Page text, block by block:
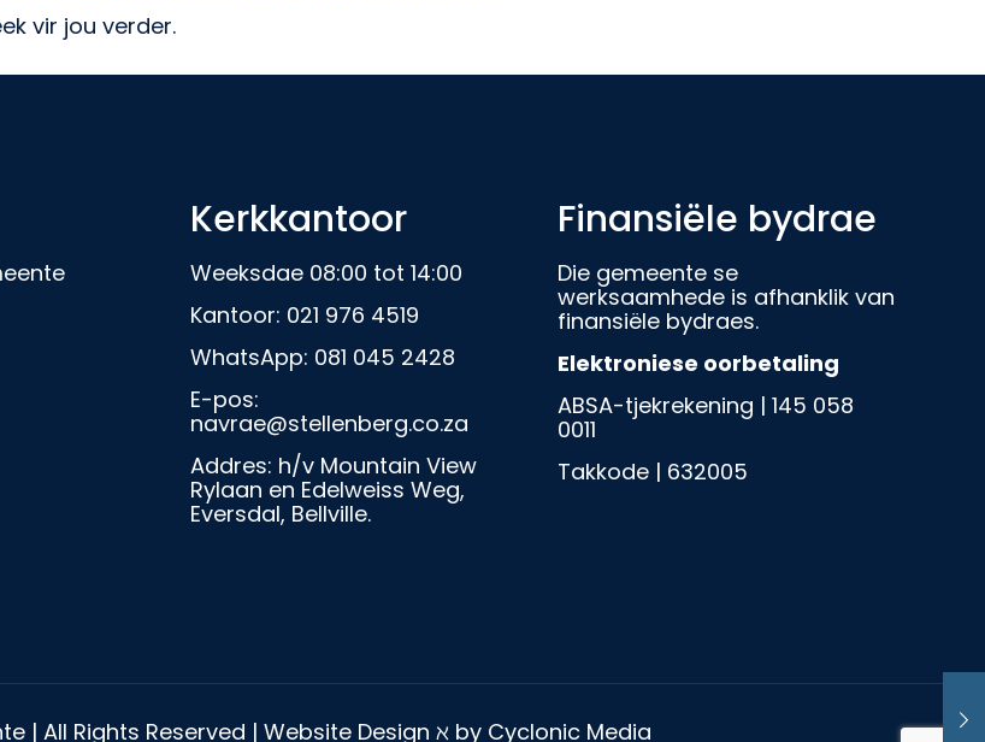
vir jou verder.
Kerkkantoor
Weeksdae 08:00 tot 14:00
Kantoor: 021 976 4519
WhatsApp: 081 045 2428
E-pos:
navrae@stellenberg.co.za
Addres: h/v Mountain View
Rylaan en Edelweiss Weg,
Eversdal, Bellville.
Finansiële bydrae
Die gemeente se
werksaamhede is afhanklik van
finansiële bydraes.
Elektroniese oorbetaling
ABSA-tjekrekening | 145 058
0011
Takkode | 632005
| All Rights Reserved | Website Design ℵ by Cyclonic Media